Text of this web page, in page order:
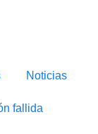
Noticias
fallida